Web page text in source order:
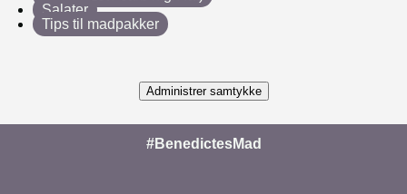
Salater
Tips til madpakker
Administrer samtykke
#BenedictesMad